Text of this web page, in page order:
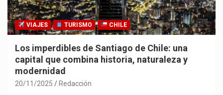
VIAJES TURISMO CHILE
Los imperdibles de Santiago de Chile: una
capital que combina historia, naturaleza y
modernidad
20/11/2025 Redacción